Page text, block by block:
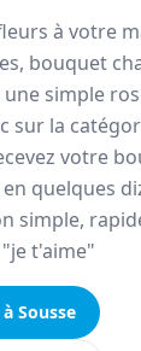
à votre
bouquet
simple
sur la
votre
quelques
simple,
t'aime"
Sousse